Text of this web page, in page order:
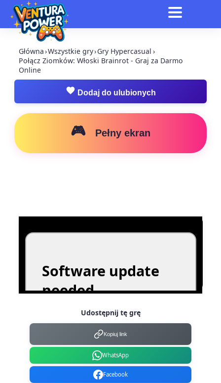
Główna›Wszystkie gry›Gry Hypercasual ›
Połącz Ziomków: Włoski Brainrot - Graj za Darmo
Online
Dodaj do ulubionych
🎮 Pełny ekran
Udostępnij tę grę
Kopiuj link
WhatsApp
Facebook